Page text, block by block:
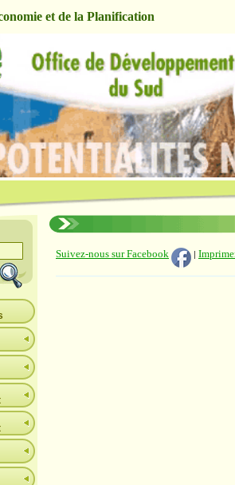
et de la Planification
Suivez-nous sur Facebook |